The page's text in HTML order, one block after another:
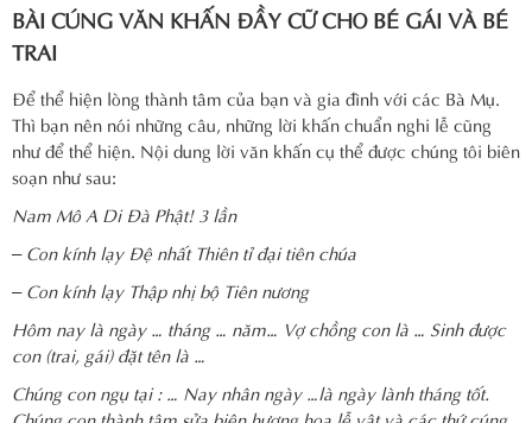
BÀI CÚNG VĂN KHẤN ĐẦY CỮ CHO BÉ GÁI VÀ BÉ
TRAI
Để thể hiện lòng thành tâm của bạn và gia đình với các Bà Mụ.
Thì bạn nên nói những câu, những lời khấn chuẩn nghi lễ cũng
như để thể hiện. Nội dung lời văn khấn cụ thể được chúng tôi biên
soạn như sau:
Nam Mô A Di Đà Phật! 3 lần
– Con kính lạy Đệ nhất Thiên tỉ đại tiên chúa
– Con kính lạy Thập nhị bộ Tiên nương
Hôm nay là ngày … tháng … năm… Vợ chồng con là … Sinh được
con (trai, gái) đặt tên là …
Chúng con ngụ tại : … Nay nhân ngày …là ngày lành tháng tốt.
Chúng con thành tâm sửa biện hương hoa lễ vật và các thứ cúng